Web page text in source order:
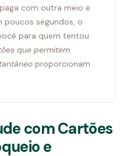
com outra meio e
poucos segundos, o
para quem tentou
que permitem
proporcionam
com Cartões
e